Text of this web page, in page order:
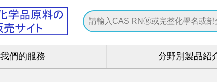
我們的服務 分野別製品紹